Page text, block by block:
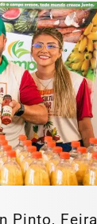
Pinto, Feira